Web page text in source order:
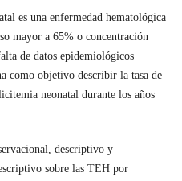
es una enfermedad hematológica
mayor a 65% o concentración
de datos epidemiológicos
como objetivo describir la tasa de
neonatal durante los años
descriptivo y
sobre las TEH por